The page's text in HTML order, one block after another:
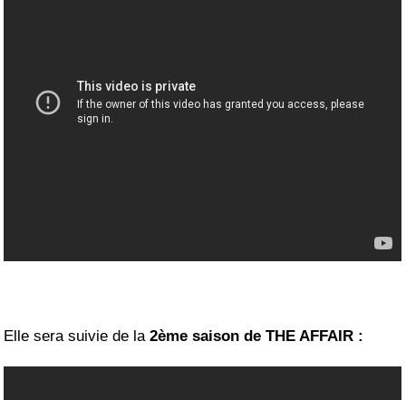
Elle sera suivie de la2ème saison de THE AFFAIR :